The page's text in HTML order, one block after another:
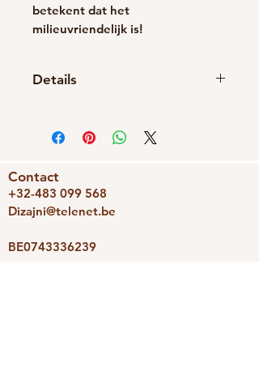
betekent dat het
milieuvriendelijk is!
Details
Sluiting: Vlinder
Contact
+32-483 099 568
Dizajni@telenet.be
BE0743336239